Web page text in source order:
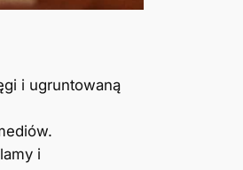
i ugruntowaną
i